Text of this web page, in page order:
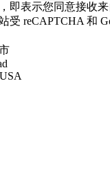
即表示您同意接收来
受 reCAPTCHA 和